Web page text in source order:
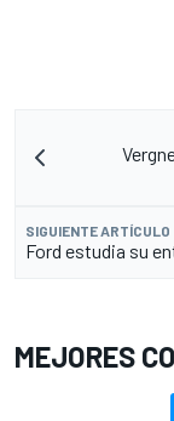
SIGUIENTE ARTÍCULO
Ford estudia su
MEJORES